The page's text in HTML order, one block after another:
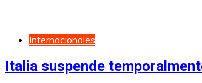
Internacionales
Italia suspende